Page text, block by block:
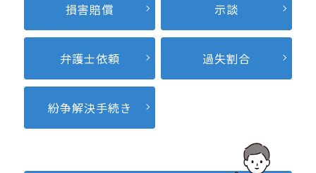
損害賠償 示談
弁護士依頼 過失割合
紛争解決手続き